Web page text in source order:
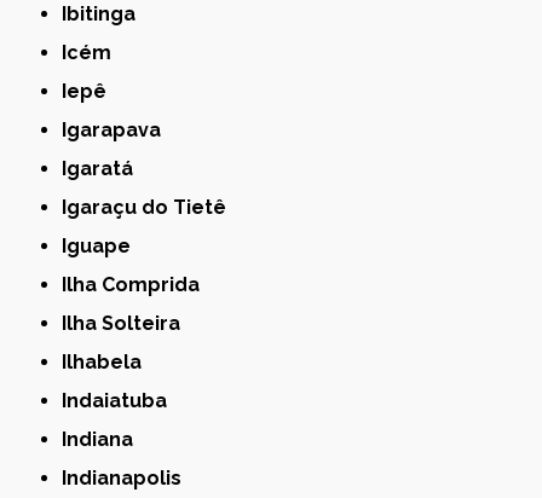
Ibitinga
Icém
Iepê
Igarapava
Igaratá
Igaraçu do Tietê
Iguape
Ilha Comprida
Ilha Solteira
Ilhabela
Indaiatuba
Indiana
Indianapolis